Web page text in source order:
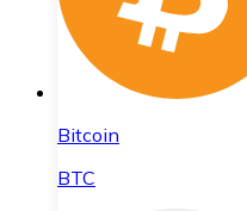
Bitcoin
BTC